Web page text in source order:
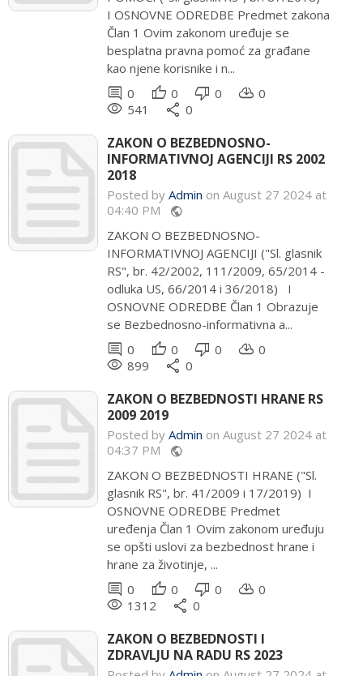
I OSNOVNE ODREDBE Predmet zakona
Član 1 Ovim zakonom uređuje se
besplatna pravna pomoć za građane
kao njene korisnike i n...
comment 0 thumb_up 0 thumb_down 0 cloud_download 0
remove_red_eye 541 share 0
ZAKON O BEZBEDNOSNO-
INFORMATIVNOJ AGENCIJI RS 2002
2018
Posted by Admin on August 27 2024 at
04:40 PM public
ZAKON O BEZBEDNOSNO-
INFORMATIVNOJ AGENCIJI ("Sl. glasnik
RS", br. 42/2002, 111/2009, 65/2014 -
odluka US, 66/2014 i 36/2018) I
OSNOVNE ODREDBE Član 1 Obrazuje
se Bezbednosno-informativna a...
comment 0 thumb_up 0 thumb_down 0 cloud_download 0
remove_red_eye 899 share 0
ZAKON O BEZBEDNOSTI HRANE RS
2009 2019
Posted by Admin on August 27 2024 at
04:37 PM public
ZAKON O BEZBEDNOSTI HRANE ("Sl.
glasnik RS", br. 41/2009 i 17/2019) I
OSNOVNE ODREDBE Predmet
uređenja Član 1 Ovim zakonom uređuju
se opšti uslovi za bezbednost hrane i
hrane za životinje, ...
comment 0 thumb_up 0 thumb_down 0 cloud_download 0
remove_red_eye 1312 share 0
ZAKON O BEZBEDNOSTI I
ZDRAVLJU NA RADU RS 2023